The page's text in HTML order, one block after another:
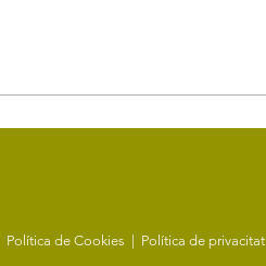
Política de Cookies Política de privacitat